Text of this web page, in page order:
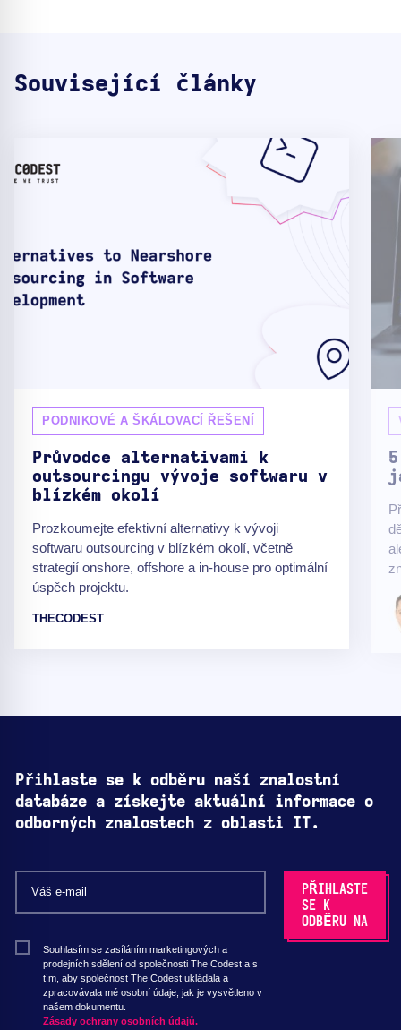
Související články
PODNIKOVÉ A ŠKÁLOVACÍ ŘEŠENÍ
Průvodce alternativami k
outsourcingu vývoje softwaru v
blízkém okolí
Prozkoumejte efektivní alternativy k vývoji
softwaru outsourcing v blízkém okolí, včetně
strategií onshore, offshore a in-house pro optimální
úspěch projektu.
THECODEST
Přihlaste se k odběru naší znalostní
databáze a získejte aktuální informace o
odborných znalostech z oblasti IT.
Souhlasím se zasíláním marketingových a
prodejních sdělení od společnosti The Codest a s
tím, aby společnost The Codest ukládala a
zpracovávala mé osobní údaje, jak je vysvětleno v
našem dokumentu.
Zásady ochrany osobních údajů.